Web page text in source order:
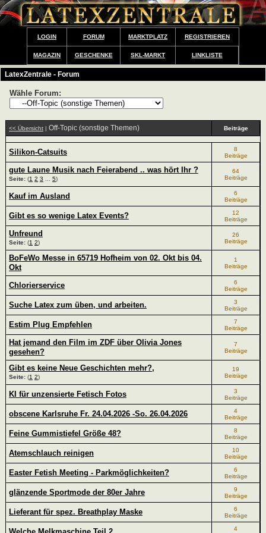
LOGIN FORUM MARKTPLATZ REGISTRIEREN
MAGAZIN GESCHENKE SKL-MARKT LINKLISTE
LatexZentrale - Forum
Wähle Forum:
<< Übersicht | Off-Topic (sonstige Themen) Beiträge
Silikon-Catsuits
8
Beiträge
gute Laune Musik nach Feierabend .. was hört Ihr ?
Seite: (1 2 3 5)
64
Beiträge
Kauf im Ausland
6
Beiträge
Gibt es so wenige Latex Events?
12
Beiträge
Unfreund
Seite: (1 2)
26
Beiträge
BoFeWo Messe in 65719 Hofheim von 02. Okt bis 04.
Okt
1
Beiträge
Chlorierservice
6
Beiträge
Suche Latex zum üben, und arbeiten.
3
Beiträge
Estim Plug Empfehlen
7
Beiträge
Hat jemand den Film im ZDF über Olivia Jones
gesehen?
7
Beiträge
Gibt es keine Neue Geschichten mehr?,
Seite: (1 2)
19
Beiträge
KI für unzensierte Fetisch Fotos
3
Beiträge
obscene Karlsruhe Fr. 24.04.2026 -So. 26.04.2026
4
Beiträge
Feine Gummistiefel Größe 48?
8
Beiträge
Atemschlauch reinigen
10
Beiträge
Easter Fetish Meeting - Parkmöglichkeiten?
6
Beiträge
glänzende Sportmode der 80er Jahre
9
Beiträge
Lieferant für spez. Breathplay Maske
6
Beiträge
4